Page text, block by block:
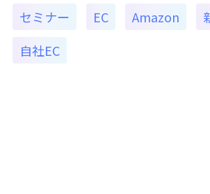
セミナー EC Amazon
自社EC